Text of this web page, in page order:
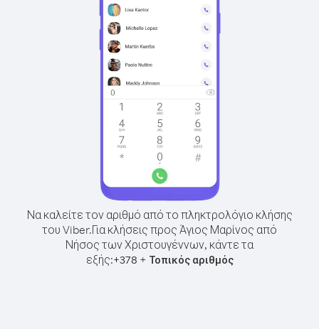
Να καλείτε τον αριθμό από το πληκτρολόγιο κλήσης
του Viber.Για κλήσεις προς Άγιος Μαρίνος από
Νήσος των Χριστουγέννων, κάντε τα
εξής:+378 + Τοπικός αριθμός